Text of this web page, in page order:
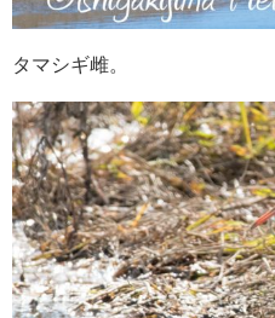
タマシギ雌。